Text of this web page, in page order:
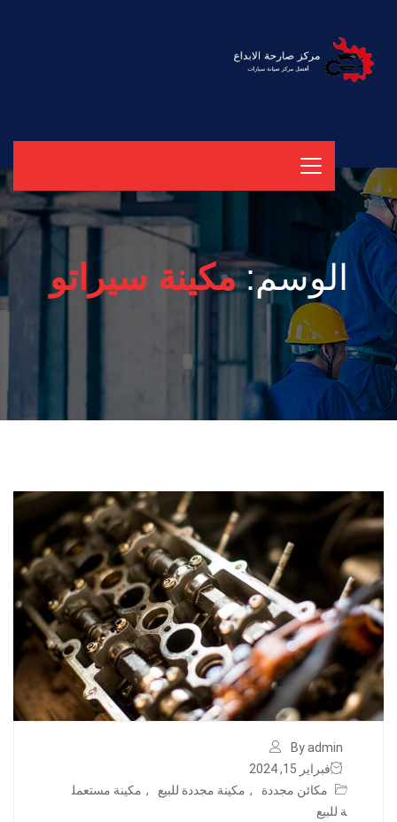
الوسم:مكينة سيراتو
By admin
فبراير 15, 2024
مكائن مجددة
, مكينة مجددة للبيع , مكينة مستعمل
ة للبيع